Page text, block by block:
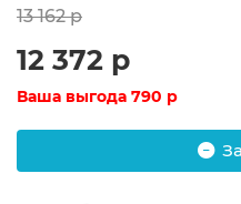
13 162 р
12 372 р
Ваша выгода 790 р